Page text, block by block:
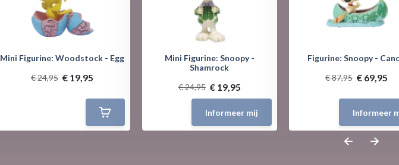
Mini Figurine: Woodstock - Egg
€ 24,95 € 19,95
Mini Figurine: Snoopy -
Shamrock
€ 24,95 € 19,95
Informeer mij
Figurine: Snoopy -
€ 87,95 € 69,95
Informeer